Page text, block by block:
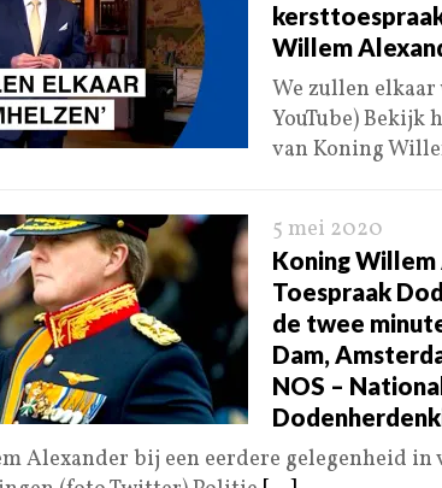
Willem
We zullen
YouTube) Bekijk
van Koning
5 mei 2020
Koning Willem
Toespraak
de twee
Dam,
NOS –
Alexander bij een eerdere gelegenheid in